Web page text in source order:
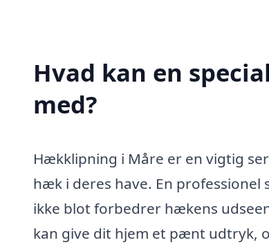
Hvad kan en
med?
Hækklipning i Måre er en vigtig
hæk i deres have. En
ikke blot forbedrer hækens
kan give dit hjem et pænt udtryk,